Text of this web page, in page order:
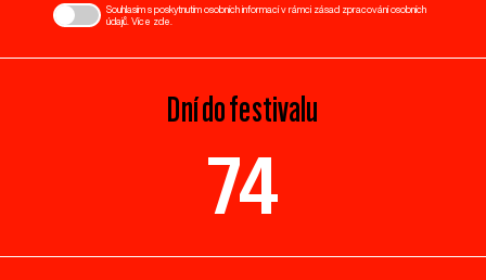
Souhlasím s poskytnutím osobních informací v rámci zásad zpracování osobních
údajů. Více zde
Dní do festivalu
74